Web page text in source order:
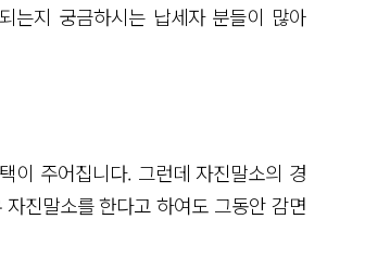
는지 궁금하시는 납세자 분들이 많아
이 주어집니다. 그런데 자진말소의 경
진말소를 한다고 하여도 그동안 감면